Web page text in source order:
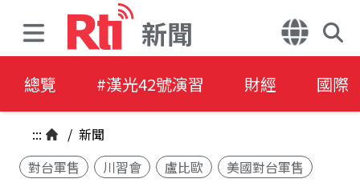
新聞
總覽 #漢光42號演習 財經 國際
::: / 新聞
對台軍售
川習會 盧比歐 美國對台軍售